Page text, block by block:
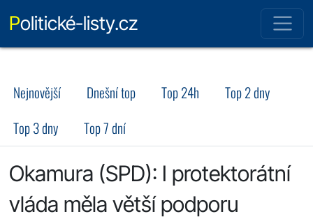
Politické-listy.cz
Nejnovější Dnešní top Top 24h
Top 2 dny
Top 3 dny
Top 7 dní
Okamura (SPD): I protektorátní
vláda měla větší podporu